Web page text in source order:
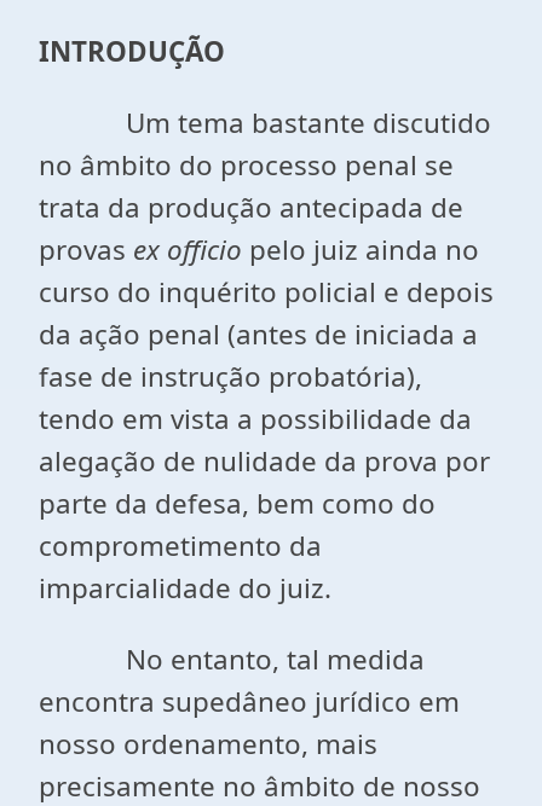
INTRODUÇÃO
Um tema bastante discutido
no âmbito do processo penal se
trata da produção antecipada de
provas ex officio pelo juiz ainda no
curso do inquérito policial e depois
da ação penal (antes de iniciada a
fase de instrução probatória),
tendo em vista a possibilidade da
alegação de nulidade da prova por
parte da defesa, bem como do
comprometimento da
imparcialidade do juiz.
No entanto, tal medida
encontra supedâneo jurídico em
nosso ordenamento, mais
precisamente no âmbito de nosso